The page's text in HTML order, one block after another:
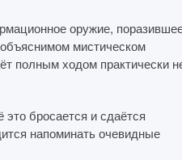
оружие,
мистическом
полным ходом практически
бросается и сдаётся
напоминать очевидные